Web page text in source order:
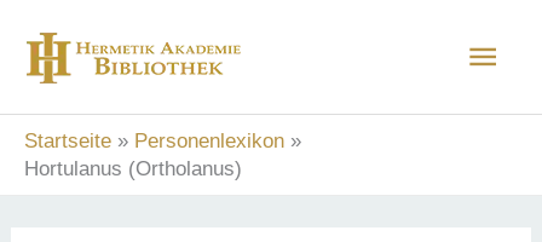
Inhalt
springen
Startseite
Personenlexikon
Hortulanus (Ortholanus)